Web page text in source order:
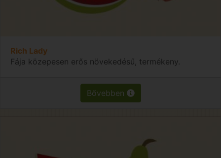
Rich Lady
Fája közepesen erős növekedésű, termékeny.
Bővebben